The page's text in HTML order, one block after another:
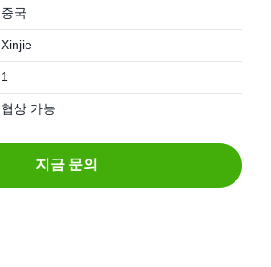
중국
Xinjie
1
협상 가능
지금 문의